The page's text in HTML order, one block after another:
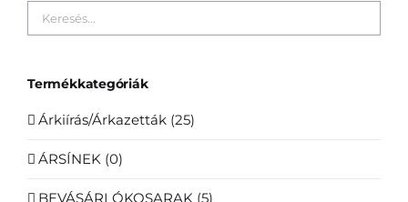
Termékkategóriák
Árkiírás/Árkazetták (25)
ÁRSÍNEK (0)
BEVÁSÁRLÓKOSARAK (5)